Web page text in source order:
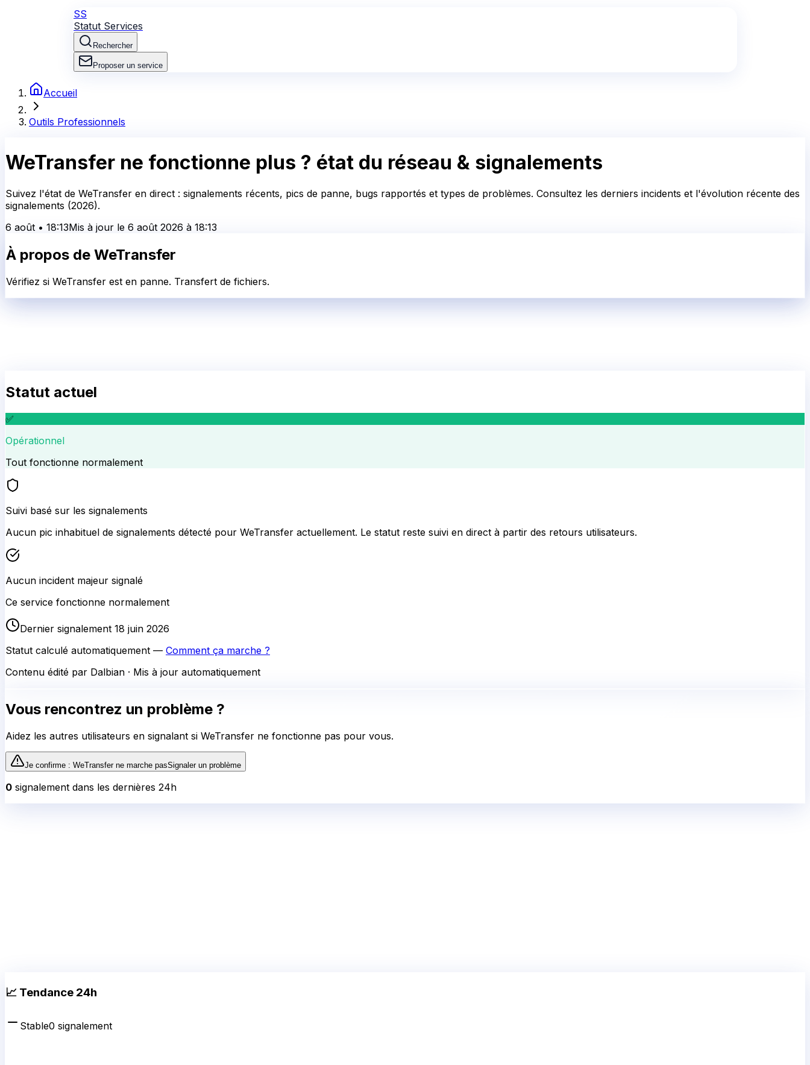
SS
Statut Services
Rechercher
Proposer un service
Accueil
Outils Professionnels
WeTransfer ne fonctionne plus ? état du réseau & signalements
Suivez l'état de WeTransfer en direct : signalements récents, pics de panne, bugs rapportés et types de problèmes. Consultez les derniers incidents et l'évolution récente des
signalements (2026).
6 août • 18:13Mis à jour le 6 août 2026 à 18:13
À propos de WeTransfer
Vérifiez si WeTransfer est en panne. Transfert de fichiers.
Statut actuel
✅
Opérationnel
Tout fonctionne normalement
Suivi basé sur les signalements
Aucun pic inhabituel de signalements détecté pour WeTransfer actuellement. Le statut reste suivi en direct à partir des retours utilisateurs.
Aucun incident majeur signalé
Ce service fonctionne normalement
Dernier signalement 18 juin 2026
Statut calculé automatiquement — Comment ça marche ?
Contenu édité par Dalbian · Mis à jour automatiquement
Vous rencontrez un problème ?
Aidez les autres utilisateurs en signalant si WeTransfer ne fonctionne pas pour vous.
Je confirme : WeTransferne marche pasSignaler un problème
0 signalement dans les dernières 24h
📈 Tendance 24h
Stable0 signalement